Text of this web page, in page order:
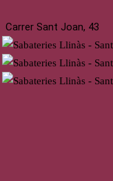
Carrer Sant Joan, 43